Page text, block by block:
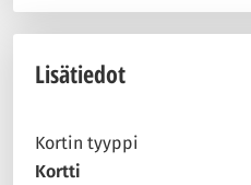
Lisätiedot
Kortin tyyppi
Kortti